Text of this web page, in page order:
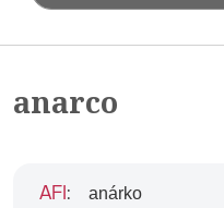
anarco
AFI : anárko